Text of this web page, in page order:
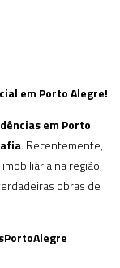
em Porto Alegre!
em Porto
. Recentemente,
na região,
obras de